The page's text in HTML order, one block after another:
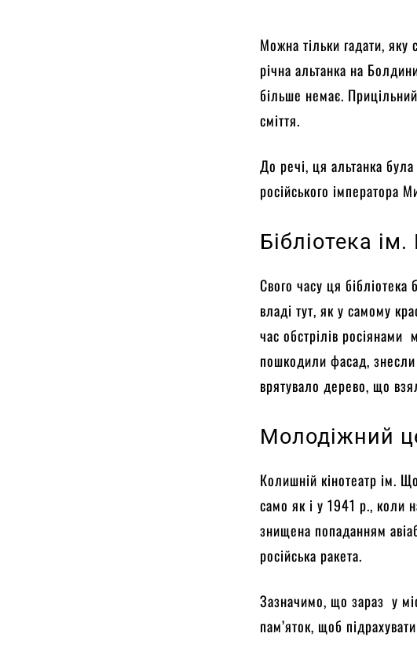
Можна тільки гадати, яку
річна альтанка на
більше немає.
сміття.
До речі, ця альтанка
російського імператора
Бібліотека
Свого часу ця
владі тут, як у самому
час обстрілів росіянами
пошкодили фасад,
врятувало дерево, що
Молодіжний
Колишній кінотеатр ім.
само як і у 1941 р., коли
знищена попаданням
російська ракета.
Зазначимо, що зараз у
пам’яток, щоб